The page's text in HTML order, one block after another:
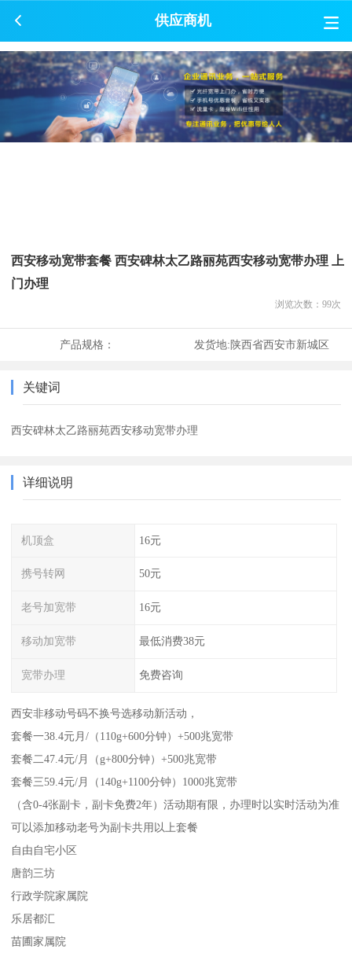
供应商机
西安移动宽带套餐 西安碑林太乙路丽苑西安移动宽带办理 上
门办理
浏览次数： 99次
产品规格： 发货地:陕西省西安市新城区
关键词
西安碑林太乙路丽苑西安移动宽带办理
详细说明
机顶盒 16元
携号转网 50元
老号加宽带 16元
移动加宽带 最低消费38元
宽带办理 免费咨询
西安非移动号码不换号选移动新活动，
套餐一38.4元月/（110g+600分钟）+500兆宽带
套餐二47.4元/月（g+800分钟）+500兆宽带
套餐三59.4元/月（140g+1100分钟）1000兆宽带
（含0-4张副卡，副卡免费2年）活动期有限，办理时以实时活动为准
可以添加移动老号为副卡共用以上套餐
自由自宅小区
唐韵三坊
行政学院家属院
乐居都汇
苗圃家属院